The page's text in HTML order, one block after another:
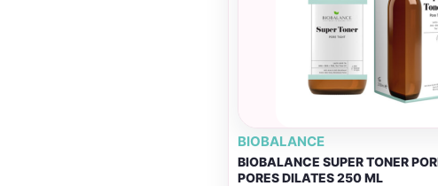
BIOBALANCE
BIOBALANCE SUPER TONER
PORES DILATES 250 ML